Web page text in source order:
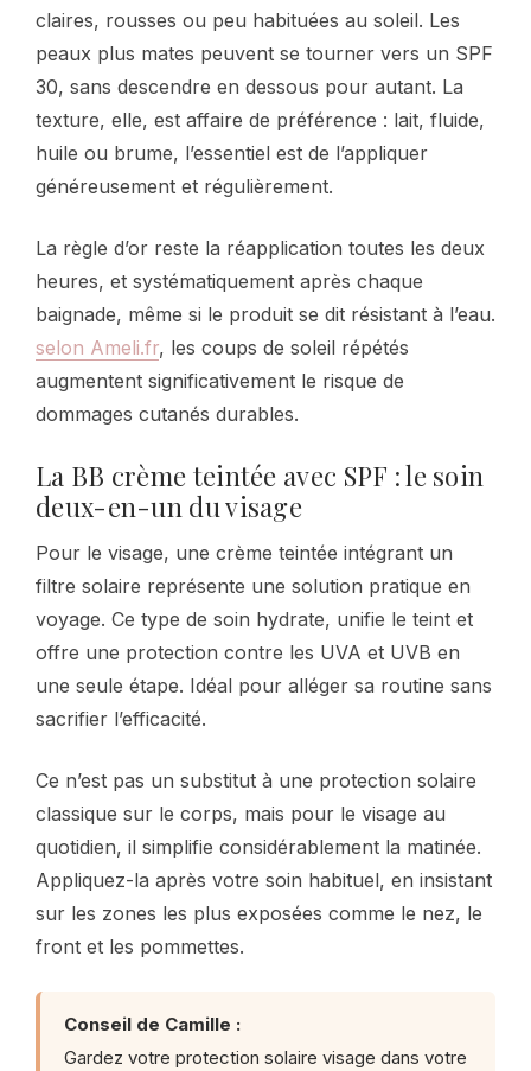
claires, rousses ou peu habituées au soleil. Les
peaux plus mates peuvent se tourner vers un SPF
30, sans descendre en dessous pour autant. La
texture, elle, est affaire de préférence : lait, fluide,
huile ou brume, l’essentiel est de l’appliquer
généreusement et régulièrement.
La règle d’or reste la réapplication toutes les deux
heures, et systématiquement après chaque
baignade, même si le produit se dit résistant à l’eau.
selon Ameli.fr, les coups de soleil répétés
augmentent significativement le risque de
dommages cutanés durables.
La BB crème teintée avec SPF : le soin
deux-en-un du visage
Pour le visage, une crème teintée intégrant un
filtre solaire représente une solution pratique en
voyage. Ce type de soin hydrate, unifie le teint et
offre une protection contre les UVA et UVB en
une seule étape. Idéal pour alléger sa routine sans
sacrifier l’efficacité.
Ce n’est pas un substitut à une protection solaire
classique sur le corps, mais pour le visage au
quotidien, il simplifie considérablement la matinée.
Appliquez-la après votre soin habituel, en insistant
sur les zones les plus exposées comme le nez, le
front et les pommettes.
Conseil de Camille :
Gardez votre protection solaire visage dans votre